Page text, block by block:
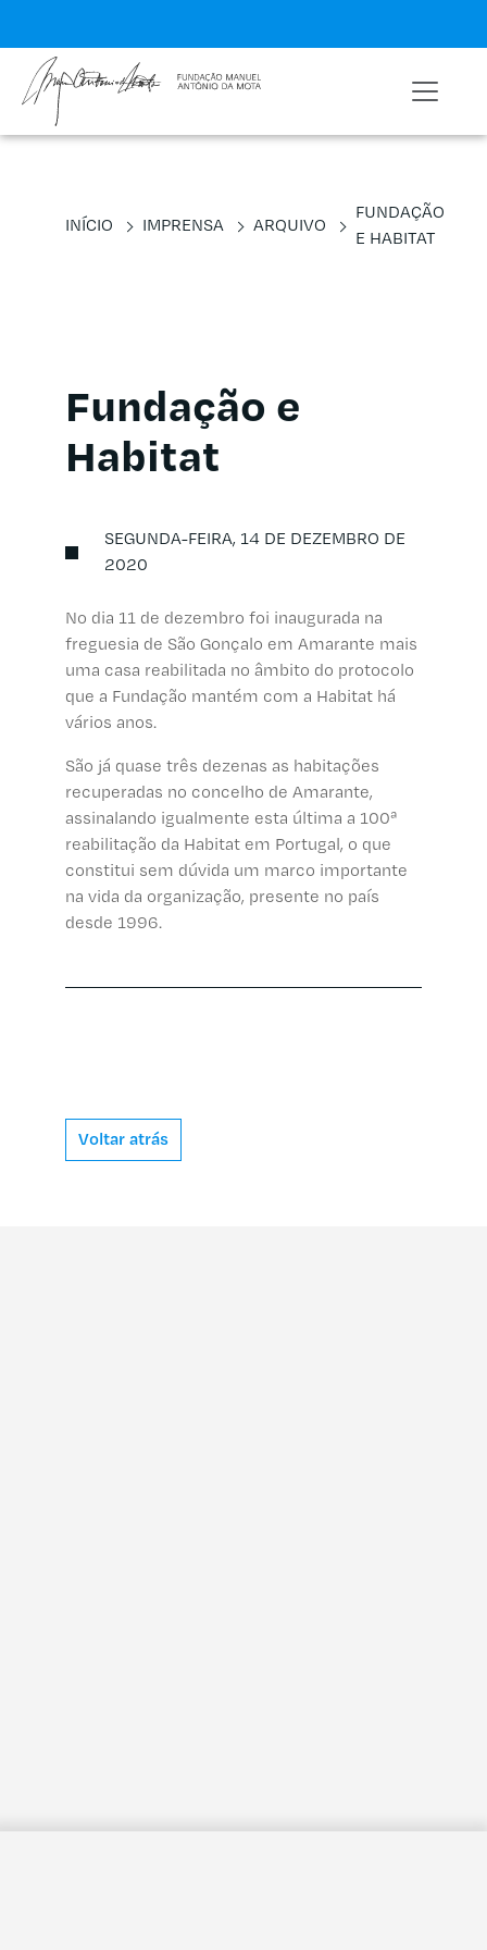
INÍCIO IMPRENSA ARQUIVO
FUNDAÇÃO
E HABITAT
Fundação e
Habitat
SEGUNDA-FEIRA, 14 DE DEZEMBRO DE
2020
No dia 11 de dezembro foi inaugurada na
freguesia de São Gonçalo em Amarante mais
uma casa reabilitada no âmbito do protocolo
que a Fundação mantém com a Habitat há
vários anos.
São já quase três dezenas as habitações
recuperadas no concelho de Amarante,
assinalando igualmente esta última a 100ª
reabilitação da Habitat em Portugal, o que
constitui sem dúvida um marco importante
na vida da organização, presente no país
desde 1996.
Voltar atrás